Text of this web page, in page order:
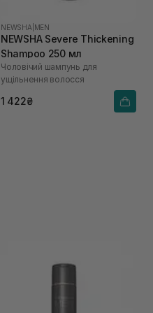
NEWSHA MEN
NEWSHA Severe Thickening
Shampoo 250 мл
Чоловічий шампунь для
ущільнення волосся
1 422₴